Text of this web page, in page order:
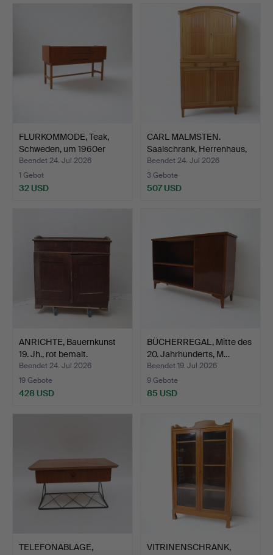
FLURKOMMODE, Teak,
Schweden, um 1960er
Jah…
Beendet 24. Jul 2026
1 Gebot
32 USD
CARL MALMSTEN.
Saalschrank, Herrenhaus,
Bo…
Beendet 24. Jul 2026
3 Gebote
507 USD
ANRICHTE, Bauernkunst
19. Jh., rot bemalt.
Beendet 24. Jul 2026
19 Gebote
428 USD
BÜCHERREGAL, Mitte des
20. Jahrhunderts, M…
Beendet 19. Jul 2026
9 Gebote
85 USD
TELEFONABLAGE,
VITRINENSCHRANK,